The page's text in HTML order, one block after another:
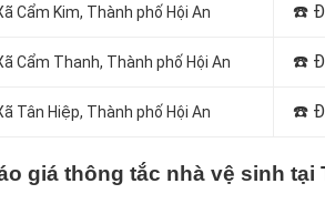
Cẩm Kim, Thành phố Hội An ☎️
Cẩm Thanh, Thành phố Hội An ☎️
Tân Hiệp, Thành phố Hội An ☎️
giá thông tắc nhà vệ sinh tại